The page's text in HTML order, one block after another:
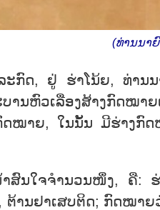
(ທ່ານນາ
ກົດ, ຢູ່ ຮ່າໂນ້ຍ, ທ່ານນ
ານຫົວເລື່ອງສ້າງກົດໝາ
ດໝາຍ, ໃນນັ້ນ ມີຮ່າງກົ
ນໃຈຈຳນວນໜຶ່ງ, ຄື: ຮ່
ຕ້ານຢາເສບຕິດ; ກົດໝາ